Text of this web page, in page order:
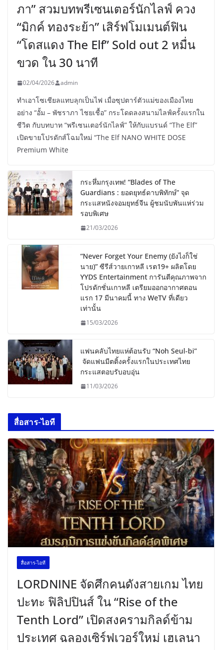
ภา” สวมบทพรีเซนเตอร์นักไลฟ์ ควง
“มิกค์ ทองระย้า” เสิร์ฟโมเมนต์ฟิน
“โดสแดง The Elf” Sold out 2 หมื่น
ขวด ใน 30 นาที
02/04/2026 admin
ทำเอาโซเชียลแทบลุกเป็นไฟ เมื่อซุปตาร์ตัวแม่ของเมืองไทย
อย่าง “อั้ม – พัชราภา ไชยเชื้อ” กระโดดลงสนามไลฟ์ครั้งแรกใน
ชีวิต กับบทบาท “พรีเซนเตอร์นักไลฟ์” ให้กับแบรนด์ “The Elf”
เปิดขายโปรดักส์โฉมใหม่ “The Elf NANO WHITE DOSE
Premium White
กระหึ่มกรุงเทพ! “Blades of The
Guardians : ยอดยุทธ์ดาบพิทักษ์” จุด
กระแสหนังจอมยุทธ์จีน ผู้ชมนับพันแห่ร่วม
รอบพิเศษ
21/03/2026
“Never Forget Your Enemy (ยังไงก็ใช่
นาย)” ซีรีส์วายเกาหลี เรต19+ ผลิตโดย
YYDS Entertainment การันตีคุณภาพจาก
โปรดักชั่นเกาหลี เตรียมออกอากาศตอน
แรก 17 มีนาคมนี้ ทาง WeTV ที่เดียว
เท่านั้น
15/03/2026
แฟนคลับไทยแห่ต้อนรับ “Noh Seul-bi”
จัดแฟนมีตติ้งครั้งแรกในประเทศไทย
กระแสตอบรับอบอุ่น
11/03/2026
สื่อสาร-ไอที
สื่อสาร-ไอที
LORDNINE จัดศึกคนดังสายเกม ไทย
ปะทะ ฟิลิปปินส์ ใน “Rise of the
Tenth Lord” เปิดสงครามกิลด์ข้าม
ประเทศ ฉลองเซิร์ฟเวอร์ใหม่ เฮเลนา